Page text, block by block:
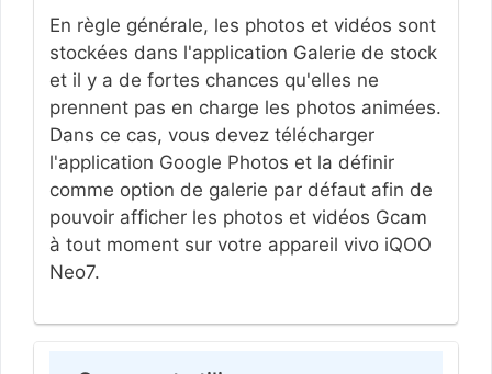
En règle générale, les photos et vidéos sont
stockées dans l'application Galerie de stock
et il y a de fortes chances qu'elles ne
prennent pas en charge les photos animées.
Dans ce cas, vous devez télécharger
l'application Google Photos et la définir
comme option de galerie par défaut afin de
pouvoir afficher les photos et vidéos Gcam
à tout moment sur votre appareil vivo iQOO
Neo7.